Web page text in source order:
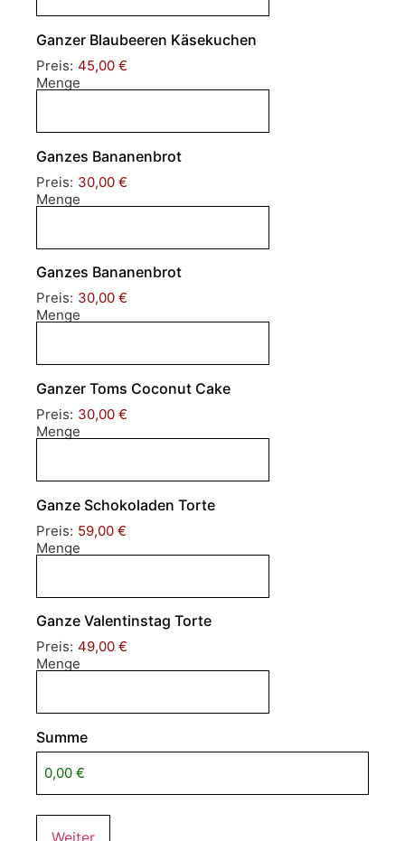
Ganzer Blaubeeren Käsekuchen
Preis: 45,00 €
Menge
Ganzes Bananenbrot
Preis: 30,00 €
Menge
Ganzes Bananenbrot
Preis: 30,00 €
Menge
Ganzer Toms Coconut Cake
Preis: 30,00 €
Menge
Ganze Schokoladen Torte
Preis: 59,00 €
Menge
Ganze Valentinstag Torte
Preis: 49,00 €
Menge
Summe